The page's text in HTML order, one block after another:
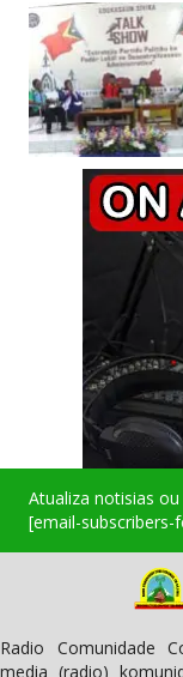
Atualiza notisias
[email-
Radio Comunidade
media (radio)